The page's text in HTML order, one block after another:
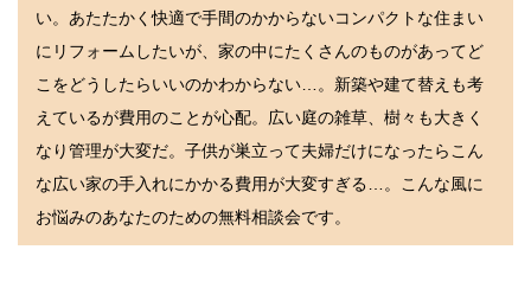
い。あたたかく快適で手間のかからないコンパクトな住まい
にリフォームしたいが、家の中にたくさんのものがあってど
こをどうしたらいいのかわからない…。新築や建て替えも考
えているが費用のことが心配。広い庭の雑草、樹々も大きく
なり管理が大変だ。子供が巣立って夫婦だけになったらこん
な広い家の手入れにかかる費用が大変すぎる…。こんな風に
お悩みのあなたのための無料相談会です。